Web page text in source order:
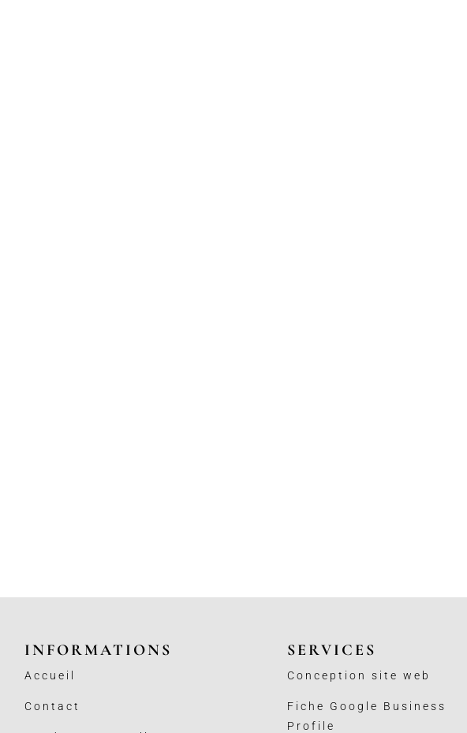
INFORMATIONS
Accueil
Contact
SERVICES
Conception site web
Fiche Google Business
Profile